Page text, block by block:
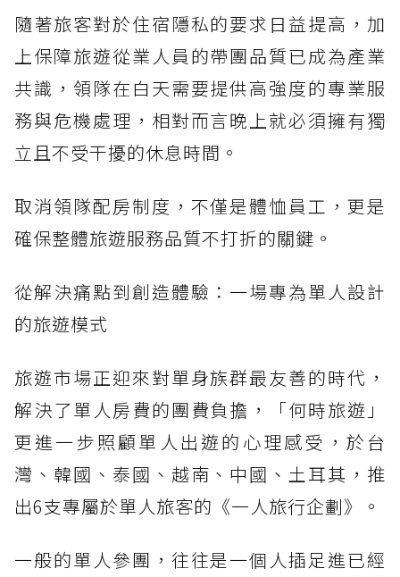
隨著旅客對於住宿隱私的要求日益提高，加
上保障旅遊從業人員的帶團品質已成為產業
共識，領隊在白天需要提供高強度的專業服
務與危機處理，相對而言晚上就必須擁有獨
立且不受干擾的休息時間。
取消領隊配房制度，不僅是體恤員工，更是
確保整體旅遊服務品質不打折的關鍵。
從解決痛點到創造體驗：一場專為單人設計
的旅遊模式
旅遊市場正迎來對單身族群最友善的時代，
解決了單人房費的團費負擔，「何時旅遊」
更進一步照顧單人出遊的心理感受，於台
灣、韓國、泰國、越南、中國、土耳其，推
出6支專屬於單人旅客的《一人旅行企劃》。
一般的單人參團，往往是一個人插足進已經